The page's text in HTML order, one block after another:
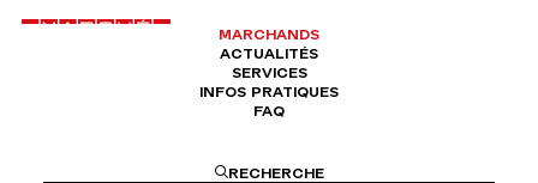
MARCHANDS
ACTUALITÉS
SERVICES
INFOS PRATIQUES
FAQ
RECHERCHE